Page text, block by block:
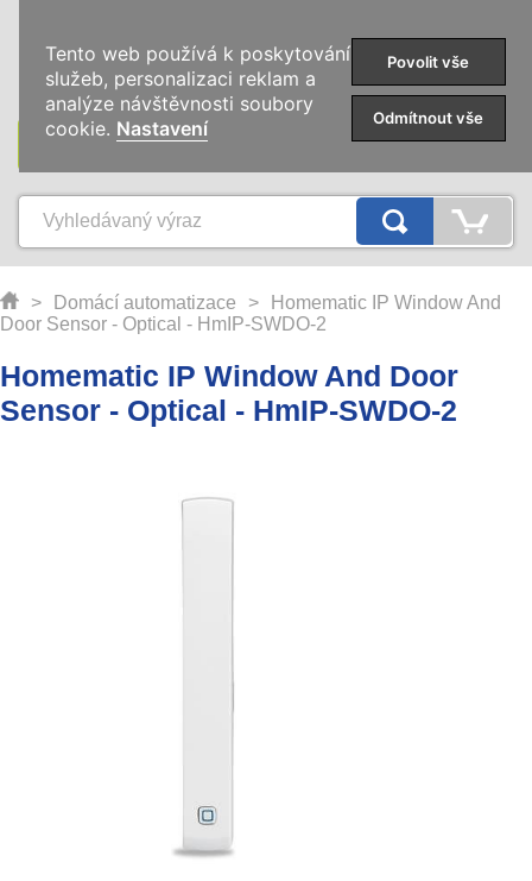
KATEGORIE
> Domácí automatizace >
Homematic IP Window And
Door Sensor - Optical - HmIP-SWDO-2
Homematic IP Window And Door
Sensor - Optical - HmIP-SWDO-2
Tento web používá k poskytování
služeb, personalizaci reklam a
analýze návštěvnosti soubory
cookie. Nastavení
Povolit vše
Odmítnout vše